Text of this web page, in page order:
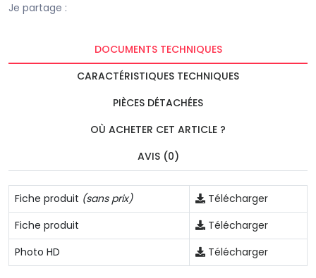
Je partage :
DOCUMENTS TECHNIQUES
CARACTÉRISTIQUES TECHNIQUES
PIÈCES DÉTACHÉES
OÙ ACHETER CET ARTICLE ?
AVIS (0)
Fiche produit (sans prix)
Télécharger
Fiche produit
Télécharger
Photo HD
Télécharger